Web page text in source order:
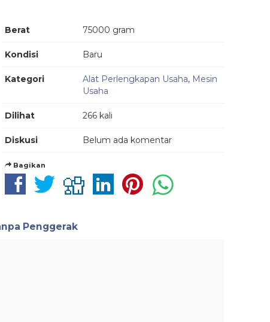
Berat 75000 gram
Kondisi Baru
Kategori Alat Perlengkapan Usaha, Mesin
Usaha
Dilihat 266 kali
Diskusi Belum ada komentar
Bagikan
Penggerak